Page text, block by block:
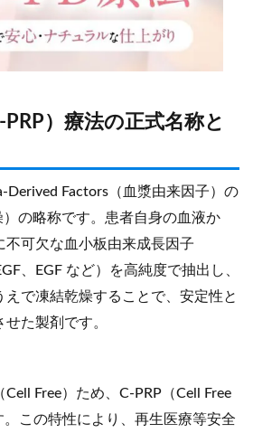
）療法の正式名称と
Derived Factors（血漿由来因子）の
）の略称です。患者自身の血液か
不可欠な血小板由来成長因子
、EGF など）を高純度で抽出し、
で凍結乾燥することで、安定性と
た製剤です。
Free）ため、C-PRP（Cell Free
。この特性により、再生医療等安全